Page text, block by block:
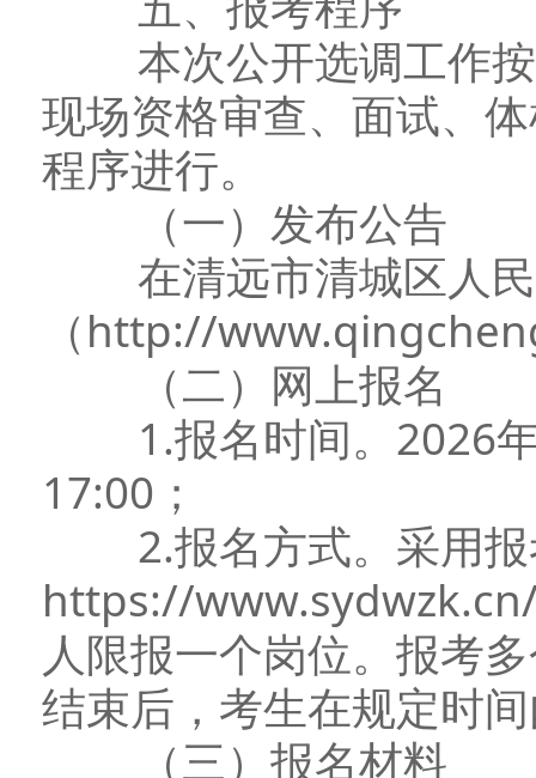
本次公开选调工作按
现场资格审查、面试、
程序进行。
（一）发布公告
在清远市清城区人民
（http://
（二）网上报名
1.报名时间。2026年
17:00；
2.报名方式。采用报
https://
人限报一个岗位。报考
结束后，考生在规定时
（三）报名材料